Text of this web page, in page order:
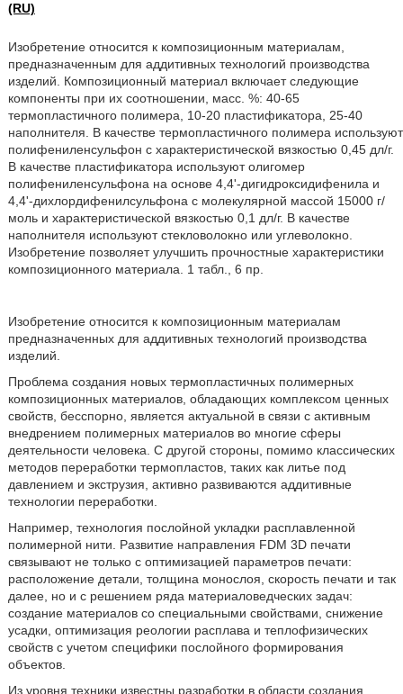
(RU)
Изобретение относится к композиционным материалам,
предназначенным для аддитивных технологий производства
изделий. Композиционный материал включает следующие
компоненты при их соотношении, масс. %: 40-65
термопластичного полимера, 10-20 пластификатора, 25-40
наполнителя. В качестве термопластичного полимера используют
полифениленсульфон с характеристической вязкостью 0,45 дл/г.
В качестве пластификатора используют олигомер
полифениленсульфона на основе 4,4'-дигидроксидифенила и
4,4'-дихлордифенилсульфона с молекулярной массой 15000 г/
моль и характеристической вязкостью 0,1 дл/г. В качестве
наполнителя используют стекловолокно или углеволокно.
Изобретение позволяет улучшить прочностные характеристики
композиционного материала. 1 табл., 6 пр.
Изобретение относится к композиционным материалам
предназначенных для аддитивных технологий производства
изделий.
Проблема создания новых термопластичных полимерных
композиционных материалов, обладающих комплексом ценных
свойств, бесспорно, является актуальной в связи с активным
внедрением полимерных материалов во многие сферы
деятельности человека. С другой стороны, помимо классических
методов переработки термопластов, таких как литье под
давлением и экструзия, активно развиваются аддитивные
технологии переработки.
Например, технология послойной укладки расплавленной
полимерной нити. Развитие направления FDM 3D печати
связывают не только с оптимизацией параметров печати:
расположение детали, толщина монослоя, скорость печати и так
далее, но и с решением ряда материаловедческих задач:
создание материалов со специальными свойствами, снижение
усадки, оптимизация реологии расплава и теплофизических
свойств с учетом специфики послойного формирования
объектов.
Из уровня техники известны разработки в области создания